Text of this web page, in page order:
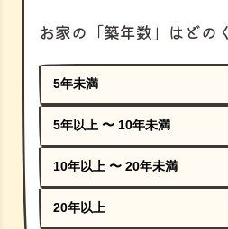
お家の「築年数」はどの
5年未満
5年以上 〜 10年未満
10年以上 〜 20年未満
20年以上